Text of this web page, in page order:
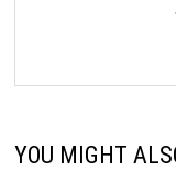
YOU MIGHT